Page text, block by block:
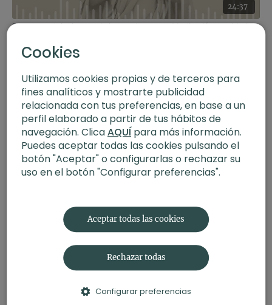
24:37
Renacer y dejar ir para abrirnos a lo nuevo. Meditación con Marina
Cookies
Utilizamos cookies propias y de terceros para
fines analíticos y mostrarte publicidad
relacionada con tus preferencias, en base a un
perfil elaborado a partir de tus hábitos de
navegación. ClicaAQUÍpara más información.
Puedes aceptar todas las cookies pulsando el
botón "Aceptar" o configurarlas o rechazar su
uso en el botón "Configurar preferencias".
Aceptar todas las cookies
Rechazar todas
Configurar preferencias